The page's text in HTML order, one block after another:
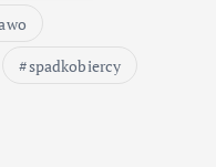
spadkobiercy